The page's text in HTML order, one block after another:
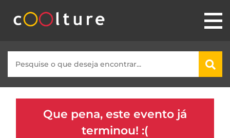
Que pena, este evento já
terminou! :(